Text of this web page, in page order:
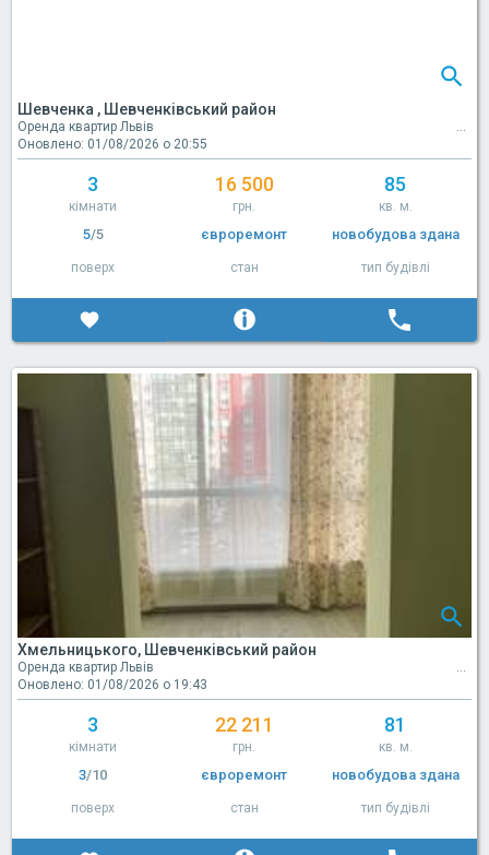
Шевченка , Шевченківський район
Оренда квартир Львів
Оновлено: 01/08/2026 о 20:55
3
кімнати
16 500
грн.
85
кв. м.
5/5
поверх
євроремонт
стан
новобудова здана
тип будівлі
Хмельницького, Шевченківський район
Оренда квартир Львів
Оновлено: 01/08/2026 о 19:43
3
кімнати
22 211
грн.
81
кв. м.
3/10
поверх
євроремонт
стан
новобудова здана
тип будівлі